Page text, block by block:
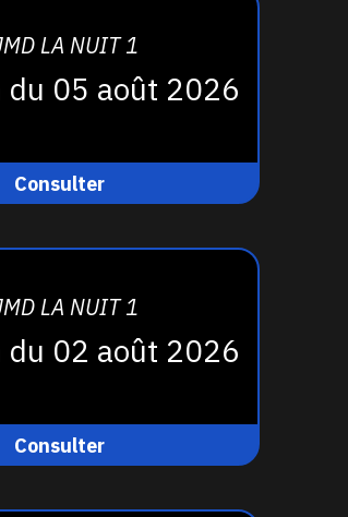
LA NUIT 1
du 05 août 2026
Consulter
LA NUIT 1
du 02 août 2026
Consulter